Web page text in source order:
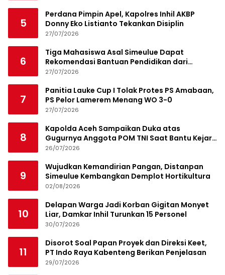
5
Perdana Pimpin Apel, Kapolres Inhil AKBP
Donny Eko Listianto Tekankan Disiplin
27/07/2026
6
Tiga Mahasiswa Asal Simeulue Dapat
Rekomendasi Bantuan Pendidikan dari
Jamaluddin Idham
27/07/2026
7
Panitia Lauke Cup I Tolak Protes PS Amabaan,
PS Pelor Lamerem Menang WO 3-0
27/07/2026
8
Kapolda Aceh Sampaikan Duka atas
Gugurnya Anggota POM TNI Saat Bantu Kejar
Bandar Narkoba
26/07/2026
9
Wujudkan Kemandirian Pangan, Distanpan
Simeulue Kembangkan Demplot Hortikultura
02/08/2026
10
Delapan Warga Jadi Korban Gigitan Monyet
Liar, Damkar Inhil Turunkan 15 Personel
30/07/2026
11
Disorot Soal Papan Proyek dan Direksi Keet,
PT Indo Raya Kabenteng Berikan Penjelasan
29/07/2026